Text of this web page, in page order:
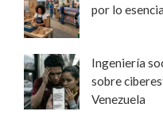
por lo
Ingeniería
sobre
Venezuela